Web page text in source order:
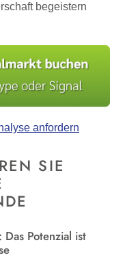
begeistern
anfordern
SIE
Potenzial ist